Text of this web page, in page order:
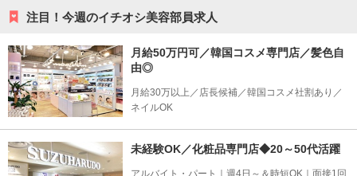
注目！今週のイチオシ美容部員求人
月給50万円可／韓国コスメ専門店／髪色自
由◎
月給30万以上／店長候補／韓国コスメ社割あり／
ネイルOK
未経験OK／化粧品専門店◆20～50代活躍
アルバイト・パート｜週4日～＆時短OK｜面接1回